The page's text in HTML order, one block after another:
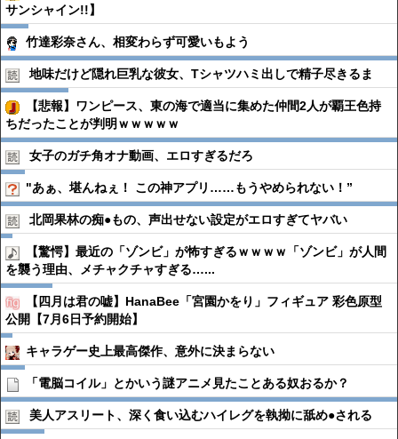
サンシャイン!!】
竹達彩奈さん、相変わらず可愛いもよう
地味だけど隠れ巨乳な彼女、Tシャツハミ出しで精子尽きるま
【悲報】ワンピース、東の海で適当に集めた仲間2人が覇王色持
ちだったことが判明ｗｗｗｗｗ
女子のガチ角オナ動画、エロすぎるだろ
"あぁ、堪んねぇ！ この神アプリ……もうやめられない！”
北岡果林の痴●︎もの、声出せない設定がエロすぎてヤバい
【驚愕】最近の「ゾンビ」が怖すぎるｗｗｗｗ「ゾンビ」が人間
を襲う理由、メチャクチャすぎる…...
【四月は君の嘘】HanaBee「宮園かをり」フィギュア 彩色原型
公開【7月6日予約開始】
キャラゲー史上最高傑作、意外に決まらない
「電脳コイル」とかいう謎アニメ見たことある奴おるか？
美人アスリート、深く食い込むハイレグを執拗に舐め●︎される